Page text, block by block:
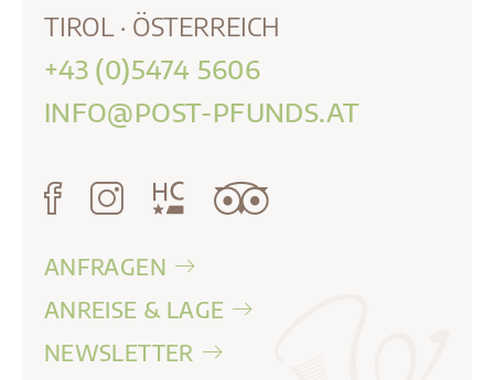
TIROL· ÖSTERREICH
+43 (0)5474 5606
INFO@POST-PFUNDS.AT
ANFRAGEN
ANREISE & LAGE
NEWSLETTER